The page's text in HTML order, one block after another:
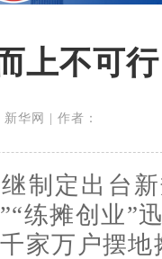
上不可行
华网 | 作者：
制定出台
练摊创业”
家万户摆地